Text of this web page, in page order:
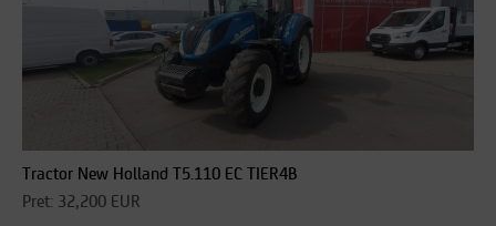
Tractor New Holland T5.110 EC TIER4B
Pret: 32,200 EUR